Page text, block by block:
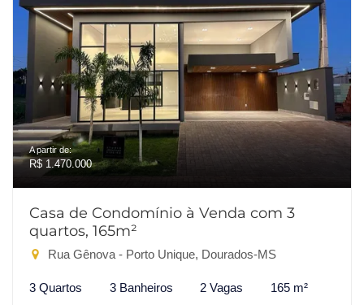
A partir de:
R$ 1.470.000
Casa de Condomínio à Venda com 3
quartos, 165m²
Rua Gênova - Porto Unique, Dourados-MS
3 Quartos 3 Banheiros 2 Vagas 165 m²